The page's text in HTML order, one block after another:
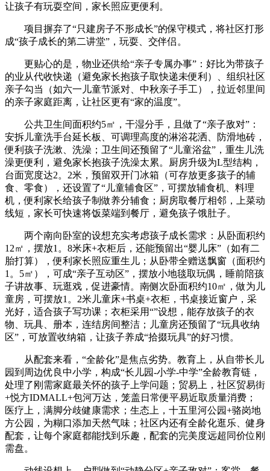
让孩子有玩耍空间，家长照应更便利。
项目摒弃了“只建房子不形成长”的保守模式，将社区打形
成“孩子成长的第二讲堂”，玩耍、交伴侣。
更贴心的是，物业还供给“亲子专属办事”：好比为带孩子
的业从代收快递（避免家长抱孩子取快递未便利）、组织社区
亲子勾当（如六一儿童节派对、中秋亲子手工），拉近邻里间
的亲子家庭距离，让社区更有“家的温度”。
公共卫生间面积约5㎡，干湿分手，且做了“亲子敌对”：
安拆儿童洗手台延长板、可调理高度的淋浴花洒、防滑地砖，
便利孩子洗漱、洗澡；卫生间还预留了“儿童浴盆”，重生儿洗
澡更便利，避免家长抱孩子洗澡太累。厨房升级为L型结构，
台面宽度达2。2米，预留双开门冰箱（可存放更多孩子的辅
食、零食），还设置了“儿童辅食区”，可摆放辅食机、料理
机，便利家长给孩子制做养分辅食；厨房取餐厅相邻，上菜动
线短，家长可快速将饭菜端到餐厅，避免孩子饿肚子。
两个南向卧室的设想充实考虑孩子成长需求：从卧面积约
12㎡，摆放1。8米床+衣柜后，还能预留出“婴儿床”（如有二
胎打算），便利家长照应重生儿；从卧带全赠送飘窗（面积约
1。5㎡），可成“亲子互动区”，摆放小地毯取玩偶，睡前陪孩
子讲故事、玩逛戏，促进豪情。南侧次卧面积约10㎡，做为儿
童房，可摆放1。2米儿童床+书桌+衣柜，书桌接近窗户，采
光好，适合孩子写功课；衣柜采用“”设想，能存放孩子的衣
物、玩具、册本，连结房间整洁；儿童房还预留了“玩具收纳
区”，可放置收纳箱，让孩子养成“拾掇玩具”的好习惯。
从配套来看，“全龄化”是焦点劣势。教育上，从自带长儿
园到周边优良中小学，构成“长儿园-小学-中学”全龄教育链，
处理了刚需家庭最关怀的孩子上学问题；贸易上，社区贸易街
+悦方IDMALL+包河万达，笼盖日常便平易近取质量消费；
医疗上，满脚分歧健康需求；生态上，十五里河公园+骆岗地
方公园，为糊口添加天然气味；社区内还有全龄化逛乐、健身
配套，让每个家庭都能找到乐趣，配套的完美度远超同价位刚
需盘。